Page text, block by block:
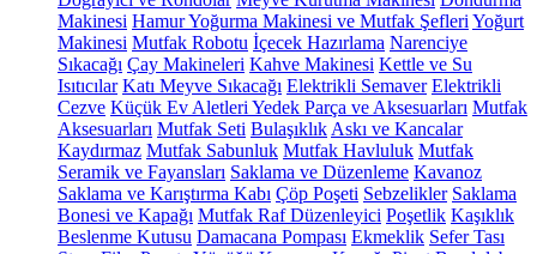
Makinesi Hamur Yoğurma Makinesi ve Mutfak Şefleri Yoğurt
Makinesi Mutfak Robotu İçecek Hazırlama Narenciye
Sıkacağı Çay Makineleri Kahve Makinesi Kettle ve Su
Isıtıcılar Katı Meyve Sıkacağı Elektrikli Semaver Elektrikli
Cezve Küçük Ev Aletleri Yedek Parça ve Aksesuarları Mutfak
Aksesuarları Mutfak Seti Bulaşıklık Askı ve Kancalar
Kaydırmaz Mutfak Sabunluk Mutfak Havluluk Mutfak
Seramik ve Fayansları Saklama ve Düzenleme Kavanoz
Saklama ve Karıştırma Kabı Çöp Poşeti Sebzelikler Saklama
Bonesi ve Kapağı Mutfak Raf Düzenleyici Poşetlik Kaşıklık
Beslenme Kutusu Damacana Pompası Ekmeklik Sefer Tası